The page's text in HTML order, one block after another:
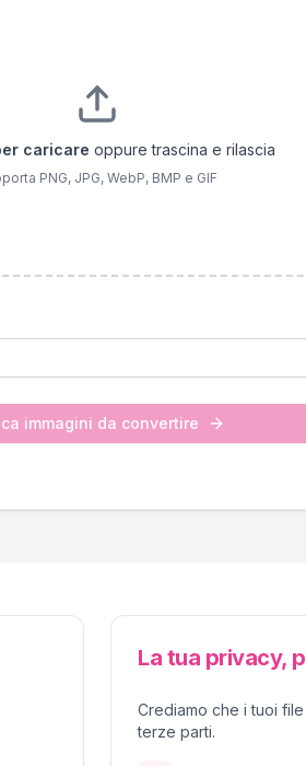
caricare oppure trascina e rilascia
PNG, JPG, WebP, BMP e GIF
immagini da convertire
La tua privacy,
Crediamo che i tuoi
terze parti.